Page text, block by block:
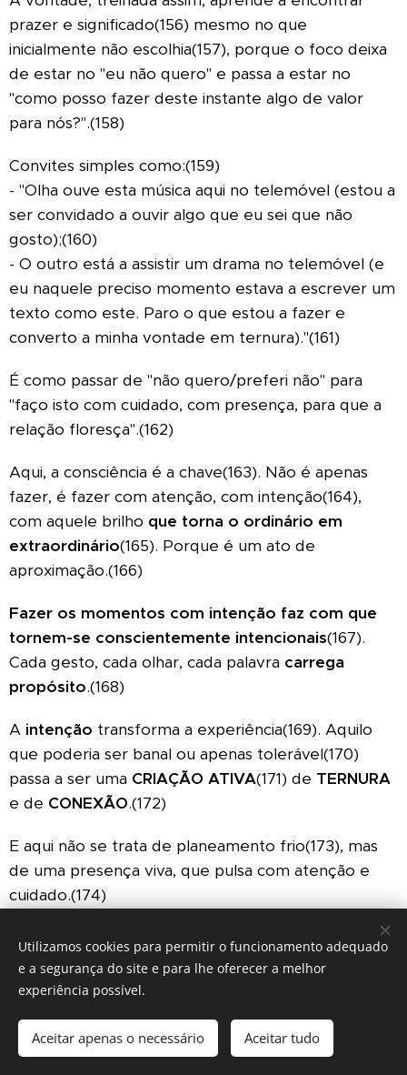
prazer e significado(156) mesmo no que
inicialmente não escolhia(157), porque o foco deixa
de estar no "eu não quero" e passa a estar no
"como posso fazer deste instante algo de valor
para nós?".(158)
Convites simples como:(159)
- "Olha ouve esta música aqui no telemóvel (estou a
ser convidado a ouvir algo que eu sei que não
gosto);(160)
- O outro está a assistir um drama no telemóvel (e
eu naquele preciso momento estava a escrever um
texto como este. Paro o que estou a fazer e
converto a minha vontade em ternura)."(161)
É como passar de "não quero/preferi não" para
"faço isto com cuidado, com presença, para que a
relação floresça".(162)
Aqui, a consciência é a chave(163). Não é apenas
fazer, é fazer com atenção, com intenção(164),
com aquele brilho que torna o ordinário em
extraordinário(165). Porque é um ato de
aproximação.(166)
Fazer os momentos com intenção faz com que
tornem-se conscientemente intencionais(167).
Cada gesto, cada olhar, cada palavra carrega
propósito.(168)
A intenção transforma a experiência(169). Aquilo
que poderia ser banal ou apenas tolerável(170)
passa a ser uma CRIAÇÃO ATIVA(171) de TERNURA
e de CONEXÃO.(172)
E aqui não se trata de planeamento frio(173), mas
de uma presença viva, que pulsa com atenção e
cuidado.(174)
Na prática, isso significa que
a minha vontade deixa
de reagir automaticamente(175) e começa a
responder com consciência(176), abrindo espaço
de aproximação .(177)
Utilizamos cookies para permitir o funcionamento adequado
e a segurança do site e para lhe oferecer a melhor
experiência possível.
Aceitar apenas o necessário Aceitar tudo